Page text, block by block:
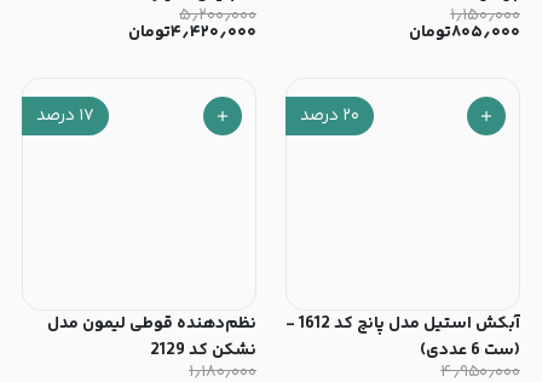
۱٫۱۵۰٫۰۰۰
۸۰۵٫۰۰۰تومان
۵٫۲۰۰٫۰۰۰
۴٫۴۲۰٫۰۰۰تومان
۲۰ درصد
آبکش استیل مدل پانچ کد 1612 -
(ست 6 عددی)
۴٫۹۵۰٫۰۰۰
۱۷ درصد
‫نظم‌دهنده قوطی لیمون مدل
نشکن کد 2129
۱٫۱۸۰٫۰۰۰